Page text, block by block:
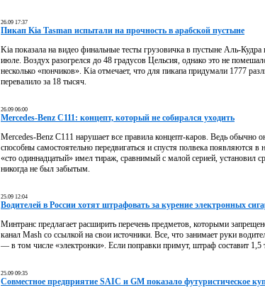
26.09 17:37
Пикап Kia Tasman испытали на прочность в арабской пустыне
Kia показала на видео финальные тесты грузовичка в пустыне Аль-
июле. Воздух разогрелся до 48 градусов Цельсия, однако это не
несколько «пончиков». Kia отмечает, что для пикапа придумали 1777
перевалило за 18 тысяч.
26.09 06:00
Mercedes-Benz C111: концепт, который не собирался уходить
Mercedes-Benz C111 нарушает все правила концепт-каров. Ведь обычно
способны самостоятельно передвигаться и спустя полвека появляются
«сто одиннадцатый» имел тираж, сравнимый с малой серией, установил
никогда не был забытым.
25.09 12:04
Водителей в России хотят штрафовать за курение электронных
Минтранс предлагает расширить перечень предметов, которыми
канал Mash со ссылкой на свои источники. Все, что занимает руки
— в том числе «электронки». Если поправки примут, штраф составит 1,5
25.09 09:35
Совместное предприятие SAIC и GM показало футуристическое